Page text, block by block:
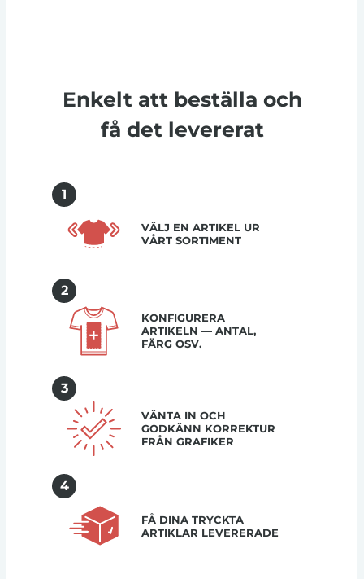
Enkelt att beställa och
få det levererat
1
VÄLJ EN ARTIKEL UR
VÅRT SORTIMENT
2
KONFIGURERA
ARTIKELN — ANTAL,
FÄRG OSV.
3
VÄNTA IN OCH
GODKÄNN KORREKTUR
FRÅN GRAFIKER
4
FÅ DINA TRYCKTA
ARTIKLAR LEVERERADE